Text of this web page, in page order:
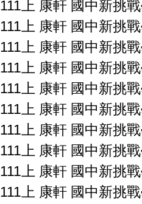
111上 康軒 國中新挑
111上 康軒 國中新挑
111上 康軒 國中新挑
111上 康軒 國中新挑
111上 康軒 國中新挑
111上 康軒 國中新挑
111上 康軒 國中新挑
111上 康軒 國中新挑
111上 康軒 國中新挑
111上 康軒 國中新挑